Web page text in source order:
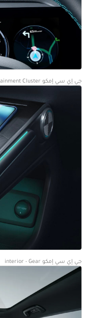
جي إي سي إمكو interior - Infotainment Cluster
جي إي سي إمكو interior - Gear